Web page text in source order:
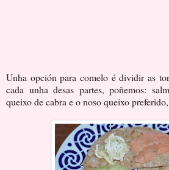
Unha opción para comelo é dividir as
cada unha desas partes, poñemos:
queixo de cabra e o noso queixo